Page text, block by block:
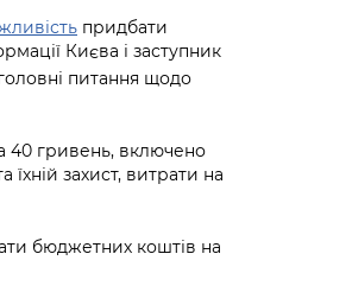
діяльність
Фінанси та бюджет
Безпека та
Ритуальні послуги
foreigners
Інформація з
обмеженим
доступом
Подати запит
онлайн
нормативно-
придбати
Києва і заступник
головні питання щодо
40 гривень, включено
їхній захист, витрати на
бюджетних коштів на